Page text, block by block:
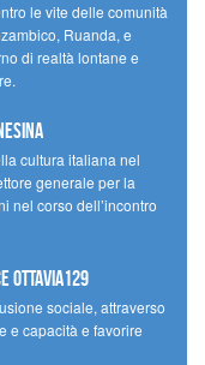
le vite delle comunità
Ruanda, e
di realtà lontane e
cultura italiana nel
generale per la
nel corso dell’incontro
Ottavia129
sociale, attraverso
e capacità e favorire